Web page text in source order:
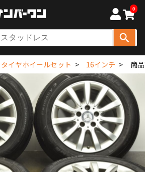
0
タイヤホイールセット 16インチ 商